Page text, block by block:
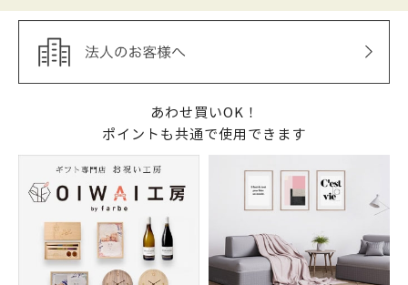
あわせ買いOK！
ポイントも共通で使用できます